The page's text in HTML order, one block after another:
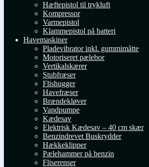
Hæftepistol til trykluft
Kompressor
Varmepistol
Klammepistol på batteri
Havemaskiner
Pladevibrator inkl. gummimåtte
Motoriseret pælebor
Vertikalskærer
Stubfræser
Flishugger
Havefræser
Brændekløver
Vandpumpe
Kædesav
Elektrisk Kædesav – 40 cm skær
Benzindrevet Buskrydder
Hækkeklipper
Pælehammer på benzin
Fliserenser